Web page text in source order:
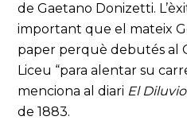
de Gaetano Donizetti.
important que el mateix
paper perquè debutés al
Liceu “para alentar su
menciona al diari El Diluvio
de 1883.